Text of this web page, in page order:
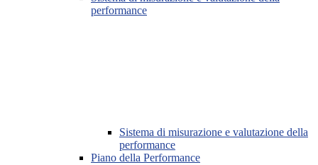
performance
Sistema di misurazione e valutazione della
performance
Piano della Performance